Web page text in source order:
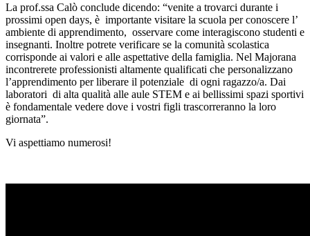
La prof.ssa Calò conclude dicendo: “venite a trovarci durante i
prossimi open days, è importante visitare la scuola per conoscere l’
ambiente di apprendimento, osservare come interagiscono studenti e
insegnanti. Inoltre potrete verificare se la comunità scolastica
corrisponde ai valori e alle aspettative della famiglia. Nel Majorana
incontrerete professionisti altamente qualificati che personalizzano
l’apprendimento per liberare il potenziale di ogni ragazzo/a. Dai
laboratori di alta qualità alle aule STEM e ai bellissimi spazi sportivi
è fondamentale vedere dove i vostri figli trascorreranno la loro
giornata”.
Vi aspettiamo numerosi!